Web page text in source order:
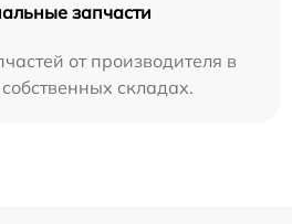
запчасти
от производителя в
складах.